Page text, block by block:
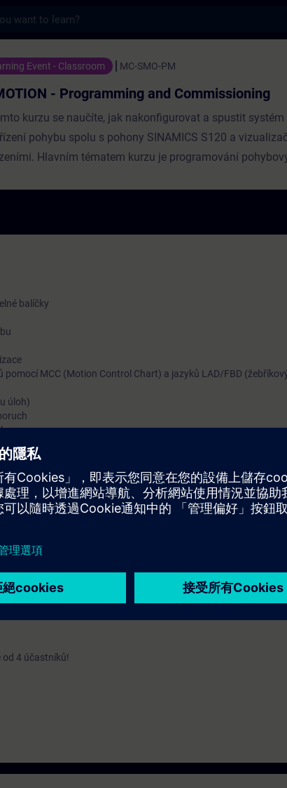
and Commissioning - 培訓 -
Event - Classroom MC-SMO-PM
- Programming and Commissioning
kurzu se naučíte, jak nakonfigurovat a spustit systém
pohybu spolu s pohony SINAMICS S120 a
Hlavním tématem kurzu je programování
balíčky
MCC (Motion Control Chart) a jazyků LAD/FBD
úloh)
a spustit systém SIMOTION pro řízení pohybu spolu s
také programování pohybových sekvencí pomocí Motion
diagram) a funkčních bloků (function block diagram).
provoz, snímání polohy (probe) a vačkové desky (cam plates)
při automatizaci výrobních strojů.
SIMATIC S7
SINAMICS
od 4 účastníků!